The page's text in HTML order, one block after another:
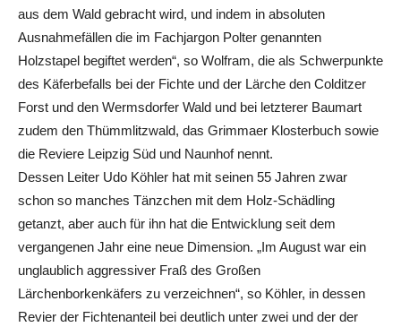
aus dem Wald gebracht wird, und indem in absoluten
Ausnahmefällen die im Fachjargon Polter genannten
Holzstapel begiftet werden“, so Wolfram, die als Schwerpunkte
des Käferbefalls bei der Fichte und der Lärche den Colditzer
Forst und den Wermsdorfer Wald und bei letzterer Baumart
zudem den Thümmlitzwald, das Grimmaer Klosterbuch sowie
die Reviere Leipzig Süd und Naunhof nennt.
Dessen Leiter Udo Köhler hat mit seinen 55 Jahren zwar
schon so manches Tänzchen mit dem Holz-Schädling
getanzt, aber auch für ihn hat die Entwicklung seit dem
vergangenen Jahr eine neue Dimension. „Im August war ein
unglaublich aggressiver Fraß des Großen
Lärchenborkenkäfers zu verzeichnen“, so Köhler, in dessen
Revier der Fichtenanteil bei deutlich unter zwei und der der